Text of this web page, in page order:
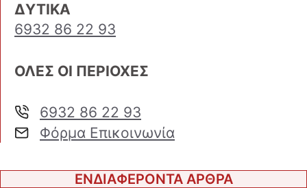
ΔΥΤΙΚΑ
6932 86 22 93
ΟΛΕΣ ΟΙ ΠΕΡΙΟΧΕΣ
6932 86 22 93
Φόρμα Επικοινωνία
ΕΝΔΙΑΦΕΡΟΝΤΑ ΑΡΘΡΑ